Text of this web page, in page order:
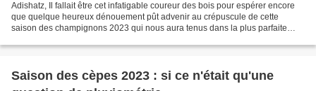
Adishatz, Il fallait être cet infatigable coureur des bois pour espérer encore
que quelque heureux dénouement pût advenir au crépuscule de cette
saison des champignons 2023 qui nous aura tenus dans la plus parfaite
Saison des cèpes 2023 : si ce n'était qu'une